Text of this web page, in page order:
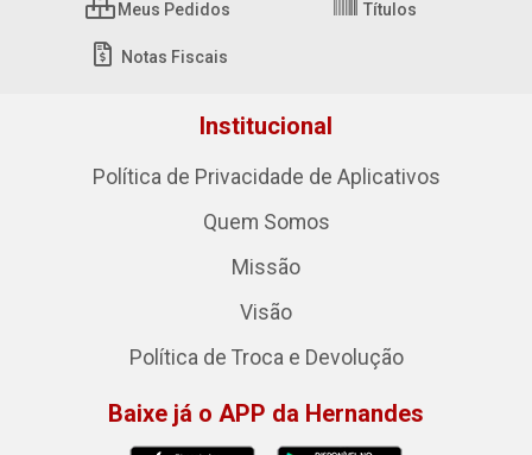
Meus Pedidos Títulos
Notas Fiscais
Institucional
Política de Privacidade de Aplicativos
Quem Somos
Missão
Visão
Política de Troca e Devolução
Baixe já o APP da Hernandes